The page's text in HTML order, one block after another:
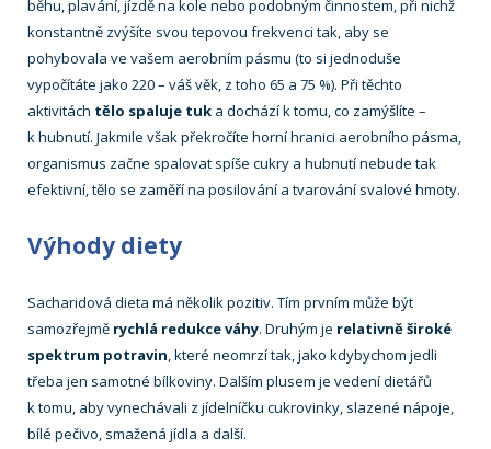
běhu, plavání, jízdě na kole nebo podobným činnostem, při nichž
konstantně zvýšíte svou tepovou frekvenci tak, aby se
pohybovala ve vašem aerobním pásmu (to si jednoduše
vypočítáte jako 220 – váš věk, z toho 65 a 75 %). Při těchto
aktivitách tělo spaluje tuk a dochází k tomu, co zamýšlíte –
k hubnutí. Jakmile však překročíte horní hranici aerobního pásma,
organismus začne spalovat spíše cukry a hubnutí nebude tak
efektivní, tělo se zaměří na posilování a tvarování svalové hmoty.
Výhody diety
Sacharidová dieta má několik pozitiv. Tím prvním může být
samozřejmě rychlá redukce váhy. Druhým je relativně široké
spektrum potravin, které neomrzí tak, jako kdybychom jedli
třeba jen samotné bílkoviny. Dalším plusem je vedení dietářů
k tomu, aby vynechávali z jídelníčku cukrovinky, slazené nápoje,
bílé pečivo, smažená jídla a další.